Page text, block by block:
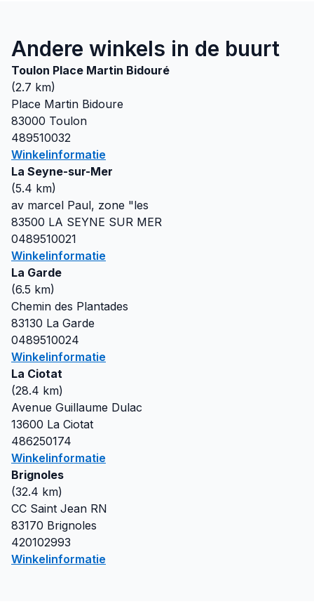
Andere winkels in de buurt
Toulon Place Martin Bidouré
(2.7 km)
Place Martin Bidoure
83000 Toulon
489510032
Winkelinformatie
La Seyne-sur-Mer
(5.4 km)
av marcel Paul, zone "les
83500 LA SEYNE SUR MER
0489510021
Winkelinformatie
La Garde
(6.5 km)
Chemin des Plantades
83130 La Garde
0489510024
Winkelinformatie
La Ciotat
(28.4 km)
Avenue Guillaume Dulac
13600 La Ciotat
486250174
Winkelinformatie
Brignoles
(32.4 km)
CC Saint Jean RN
83170 Brignoles
420102993
Winkelinformatie